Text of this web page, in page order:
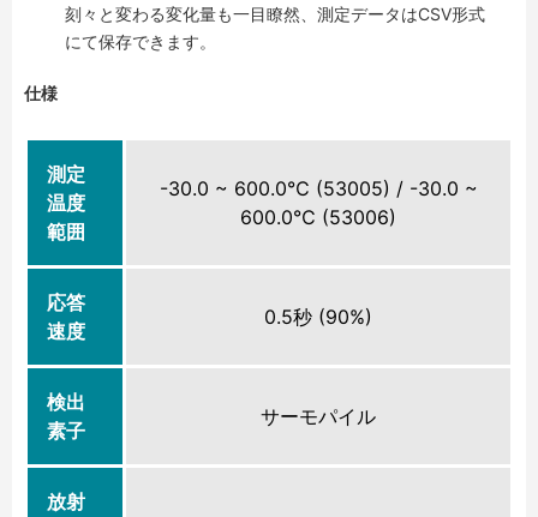
刻々と変わる変化量も一目瞭然、測定データはCSV形式
にて保存できます。
仕様
測定
温度
範囲
-30.0 ~ 600.0℃ (53005) / -30.0 ~
600.0℃ (53006)
応答
速度
0.5秒 (90%)
検出
素子
サーモパイル
放射